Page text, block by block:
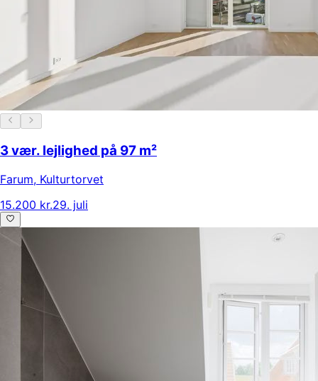
3 vær. lejlighed på 97 m²
Farum, Kulturtorvet
15.200 kr.29. juli